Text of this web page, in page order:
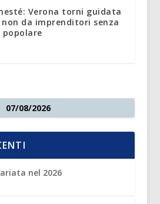
Verona torni guidata
da imprenditori senza
07/08/2026
nel 2026